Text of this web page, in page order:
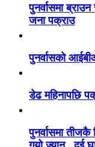
पुनर्वासमा
जना पक्राउ
पुनर्वासको
डेढ महिनापछि
पुनर्वासमा तीजकै